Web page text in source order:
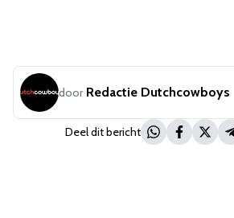
door Redactie Dutchcowboys
Deel dit bericht